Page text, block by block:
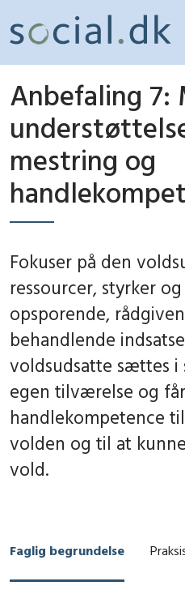
Anbefaling
mestring og
Fokuser på den
ressourcer, styrker
opsporende,
behandlende
voldsudsatte sættes i
egen tilværelse og
handlekompetence
volden og til at
vold.
Faglig begrundelse